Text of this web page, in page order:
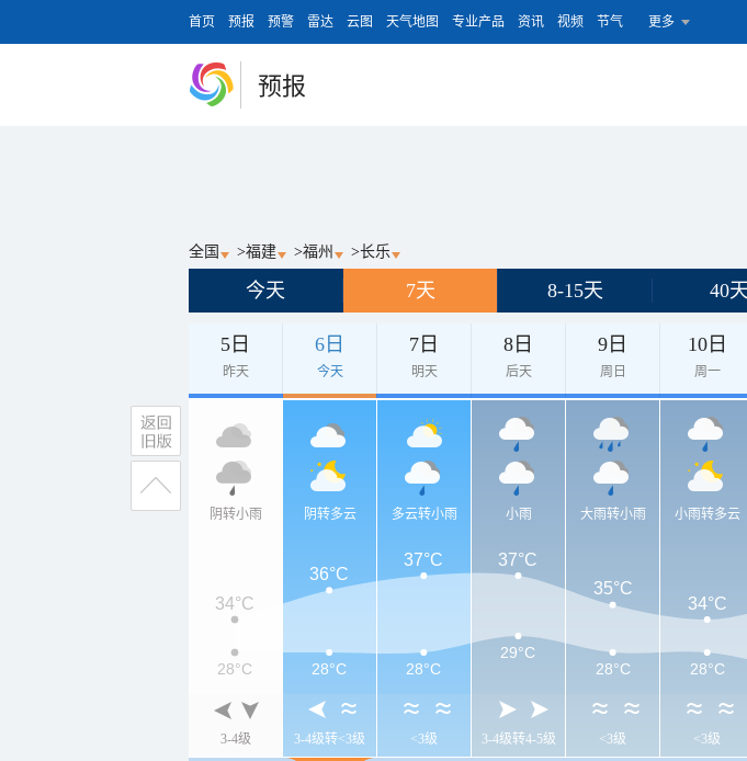
首页 预报 预警 雷达 云图 天气地图 专业产品 资讯 视频 节气 更多
预报
全国 >福建 >福州 >长乐
今天 7天 8-15天 40天
5日
昨天
6日
今天
7日
明天
8日
后天
9日
周日
10日
周一
阴转小雨
3-4级
阴转多云
3-4级转<3级
多云转小雨
<3级
小雨
3-4级转4-5级
大雨转小雨
<3级
小雨转多云
<3级
34°C
36°C
37°C 37°C
35°C
34°C
28°C 28°C 28°C
29°C
28°C
28°C